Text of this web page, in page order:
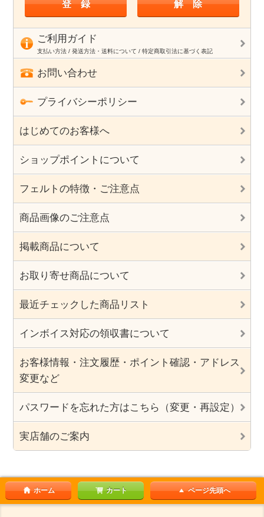
ご利用ガイド
支払い方法 / 発送方法・送料について / 特定商取引法に基づく表記
お問い合わせ
プライバシーポリシー
はじめてのお客様へ
ショップポイントについて
フェルトの特徴・ご注意点
商品画像のご注意点
掲載商品について
お取り寄せ商品について
最近チェックした商品リスト
インボイス対応の領収書について
お客様情報・注文履歴・ポイント確認・アドレス
変更など
パスワードを忘れた方はこちら（変更・再設定）
実店舗のご案内
ホーム カート ページ先頭へ